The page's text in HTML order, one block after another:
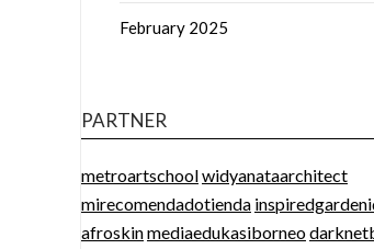
February 2025
PARTNER
metroartschoolwidyanataarchitect
mirecomendadotienda
afroskinmediaedukasiborneo